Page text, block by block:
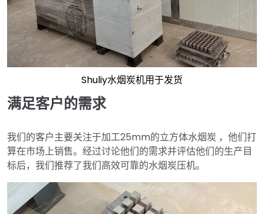
Shuliy水烟炭机用于发货
满足客户的需求
我们的客户主要关注于加工25mm的立方体水烟炭 ，他们打
算在市场上销售。经过讨论他们的需求并评估他们的生产目
标后，我们推荐了我们高效可靠的水烟炭压机。